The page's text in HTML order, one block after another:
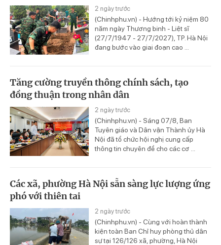
2 ngày trước
(Chinhphu.vn) - Hướng tới kỷ niệm 80
năm ngày Thương binh - Liệt sĩ
(27/7/1947 - 27/7/2027), TP. Hà Nội
đang bước vào giai đoạn cao ...
Tăng cường truyền thông chính sách, tạo
đồng thuận trong nhân dân
2 ngày trước
(Chinhphu.vn) - Sáng 07/8, Ban
Tuyên giáo và Dân vận Thành ủy Hà
Nội đã tổ chức hội nghị cung cấp
thông tin chuyên đề cho các cơ ...
Các xã, phường Hà Nội sẵn sàng lực lượng ứng
phó với thiên tai
2 ngày trước
(Chinhphu.vn) - Cùng với hoàn thành
kiện toàn Ban Chỉ huy phòng thủ dân
sự tại 126/126 xã, phường, Hà Nội